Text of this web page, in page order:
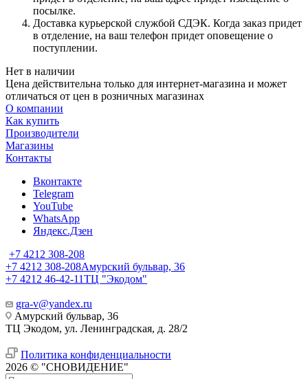
посылке.
Доставка курьерской службой СДЭК. Когда заказ придет
в отделение, на ваш телефон придет оповещение о
поступлении.
Нет в наличии
Цена действительна только для интернет-магазина и может
отличаться от цен в розничных магазинах
О компании
Как купить
Производители
Магазины
Контакты
Вконтакте
Telegram
YouTube
WhatsApp
Яндекс.Дзен
+7 4212 308-208
+7 4212 308-208Амурский бульвар, 36
+7 4212 46-42-11ТЦ "Экодом"
gra-v@yandex.ru
Амурский бульвар, 36
ТЦ Экодом, ул. Ленинградская, д. 28/2
Политика конфиденциальности
2026 © "СНОВИДЕНИЕ"